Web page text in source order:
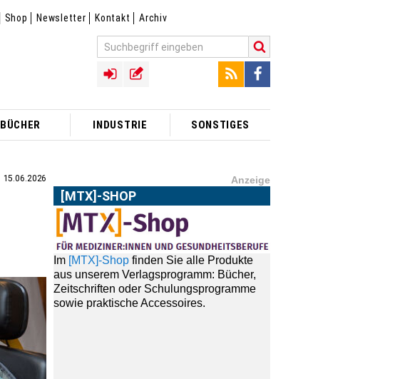
Shop Newsletter Kontakt Archiv
BÜCHER INDUSTRIE SONSTIGES
15.06.2026 Anzeige
[MTX]-SHOP
Im[MTX]-Shop
finden Sie alle Produkte
aus unserem Verlagsprogramm: Bücher,
Zeitschriften oder Schulungsprogramme
sowie praktische Accessoires.